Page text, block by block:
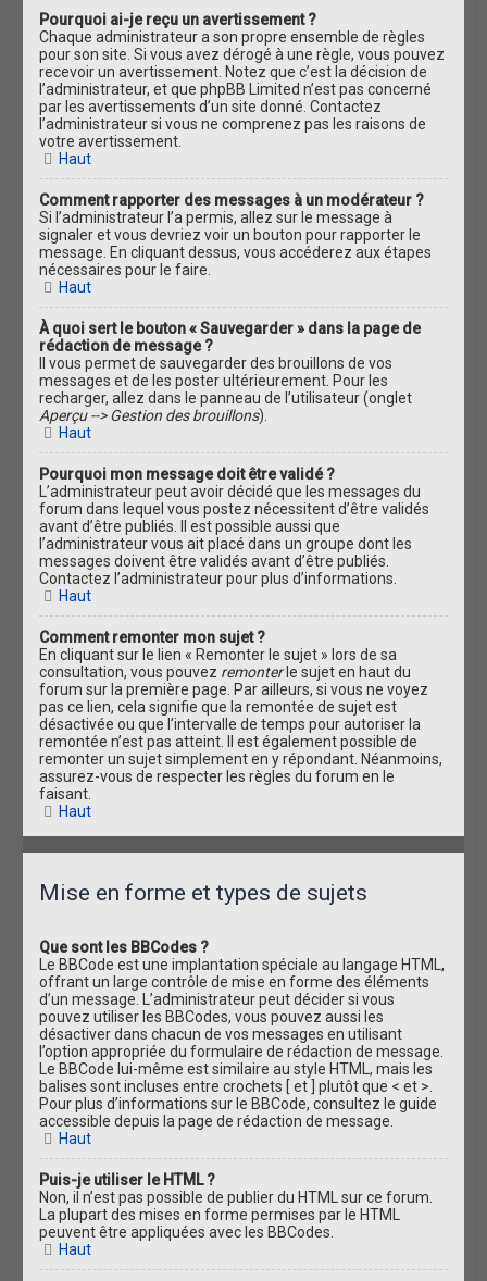
Pourquoi ai-je reçu un avertissement ?
Chaque administrateur a son propre ensemble de règles
pour son site. Si vous avez dérogé à une règle, vous pouvez
recevoir un avertissement. Notez que c’est la décision de
l’administrateur, et que phpBB Limited n’est pas concerné
par les avertissements d’un site donné. Contactez
l’administrateur si vous ne comprenez pas les raisons de
votre avertissement.
Haut
Comment rapporter des messages à un modérateur ?
Si l’administrateur l’a permis, allez sur le message à
signaler et vous devriez voir un bouton pour rapporter le
message. En cliquant dessus, vous accéderez aux étapes
nécessaires pour le faire.
Haut
À quoi sert le bouton « Sauvegarder » dans la page de
rédaction de message ?
Il vous permet de sauvegarder des brouillons de vos
messages et de les poster ultérieurement. Pour les
recharger, allez dans le panneau de l’utilisateur (onglet
Aperçu --> Gestion des brouillons).
Haut
Pourquoi mon message doit être validé ?
L’administrateur peut avoir décidé que les messages du
forum dans lequel vous postez nécessitent d’être validés
avant d’être publiés. Il est possible aussi que
l’administrateur vous ait placé dans un groupe dont les
messages doivent être validés avant d’être publiés.
Contactez l’administrateur pour plus d’informations.
Haut
Comment remonter mon sujet ?
En cliquant sur le lien « Remonter le sujet » lors de sa
consultation, vous pouvez remonterle sujet en haut du
forum sur la première page. Par ailleurs, si vous ne voyez
pas ce lien, cela signifie que la remontée de sujet est
désactivée ou que l’intervalle de temps pour autoriser la
remontée n’est pas atteint. Il est également possible de
remonter un sujet simplement en y répondant. Néanmoins,
assurez-vous de respecter les règles du forum en le
faisant.
Haut
Mise en forme et types de sujets
Que sont les BBCodes ?
Le BBCode est une implantation spéciale au langage HTML,
offrant un large contrôle de mise en forme des éléments
d’un message. L’administrateur peut décider si vous
pouvez utiliser les BBCodes, vous pouvez aussi les
désactiver dans chacun de vos messages en utilisant
l’option appropriée du formulaire de rédaction de message.
Le BBCode lui-même est similaire au style HTML, mais les
balises sont incluses entre crochets [ et ] plutôt que < et >.
Pour plus d’informations sur le BBCode, consultez le guide
accessible depuis la page de rédaction de message.
Haut
Puis-je utiliser le HTML ?
Non, il n’est pas possible de publier du HTML sur ce forum.
La plupart des mises en forme permises par le HTML
peuvent être appliquées avec les BBCodes.
Haut